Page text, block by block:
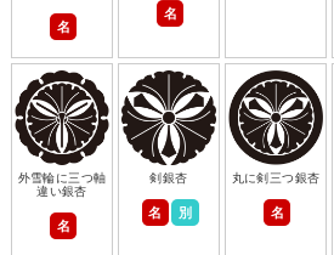
名
名
外雪輪に三つ軸
違い銀杏
名
剣銀杏
名 別
丸に剣三つ銀杏
名